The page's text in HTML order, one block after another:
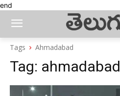
end
Tags Ahmadabad
Tag: ahmadabad